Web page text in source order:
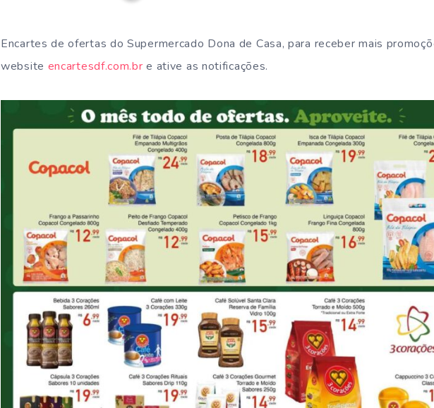
Encartes de ofertas do Supermercado Dona de Casa, para receber mais
website encartesdf.com.br e ative as notificações.